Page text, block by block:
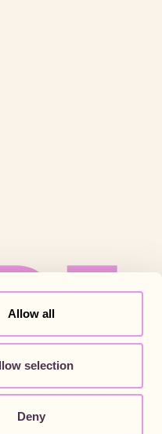
Allow all
selection
Deny